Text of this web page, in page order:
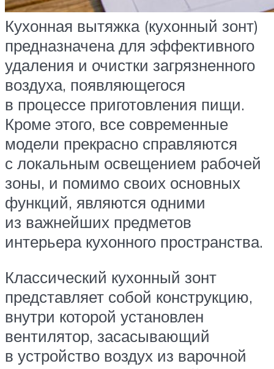
Кухонная вытяжка (кухонный зонт)
предназначена для эффективного
удаления и очистки загрязненного
воздуха, появляющегося
в процессе приготовления пищи.
Кроме этого, все современные
модели прекрасно справляются
с локальным освещением рабочей
зоны, и помимо своих основных
функций, являются одними
из важнейших предметов
интерьера кухонного пространства.
Классический кухонный зонт
представляет собой конструкцию,
внутри которой установлен
вентилятор, засасывающий
в устройство воздух из варочной